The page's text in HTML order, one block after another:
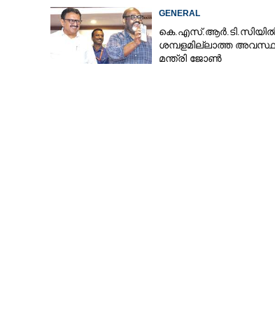
GENERAL
ശമ്പളമില്ലാത്ത അവസ്ഥ
മന്ത്രി ജോൺ